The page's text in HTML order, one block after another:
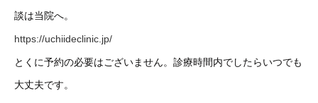
談は当院へ。
https://uchiideclinic.jp/
とくに予約の必要はございません。診療時間内でしたらいつでも
大丈夫です。